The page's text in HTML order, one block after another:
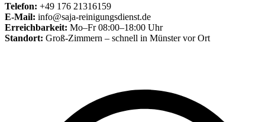
Telefon: +49 176 21316159
E-Mail: info@saja-reinigungsdienst.de
Erreichbarkeit: Mo–Fr 08:00–18:00 Uhr
Standort: Groß-Zimmern – schnell in Münster vor Ort